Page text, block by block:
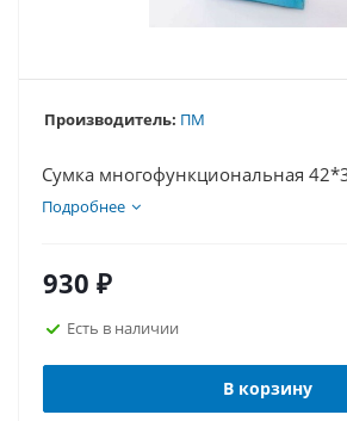
Производитель: ПМ
Сумка многофункциональная
Подробнее
930 ₽
Есть в наличии
В корзину